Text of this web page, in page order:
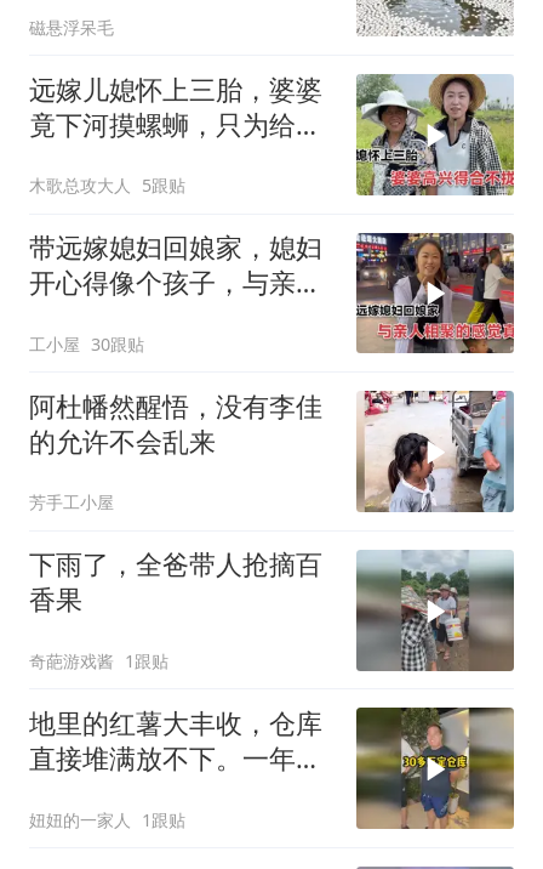
磁悬浮呆毛
远嫁儿媳怀上三胎，婆婆
竟下河摸螺蛳，只为给她
木歌总攻大人 5跟贴
带远嫁媳妇回娘家，媳妇
开心得像个孩子，与亲人
工小屋 30跟贴
阿杜幡然醒悟，没有李佳
的允许不会乱来
芳手工小屋
下雨了，全爸带人抢摘百
香果
奇葩游戏酱 1跟贴
地里的红薯大丰收，仓库
直接堆满放不下。一年的
小伙伴商量商量。好在咱
妞妞的一家人 1跟贴